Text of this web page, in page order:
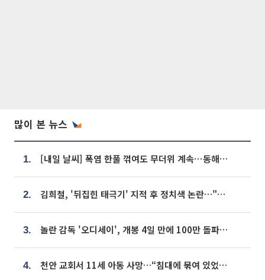
많이 본 뉴스
1. [내일 날씨] 폭염 한풀 꺾여도 무더위 계속⋯동해안 이틀 연속 비
2. 김희철, '뒤집힌 태극기' 지적 후 정치색 논란…"좌우 떠나 우리나라 국기"
3. 놀란 감독 '오디세이', 개봉 4일 만에 100만 돌파⋯'왕사남' 보다 빠르다
4. 천안 교회서 11세 아동 사망…“침대에 묶여 있었다” 진술 확보